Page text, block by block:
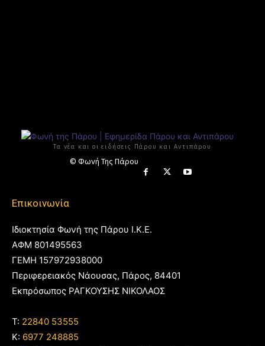
Τα νέα και οι ειδήσεις Πάρου και Αντιπάρου
© Φωνή Της Πάρου
Επικοινωνία
Ιδιοκτησία Φωνή της Πάρου Ι.Κ.Ε.
ΑΦΜ 801495563
ΓΕΜΗ 157972938000
Περιφερειακός Νάουσας, Πάρος, 84401
Εκπρόσωπος ΡΑΓΚΟΥΣΗΣ ΝΙΚΟΛΑΟΣ
T: 22840 53555
Κ: 6977 248885